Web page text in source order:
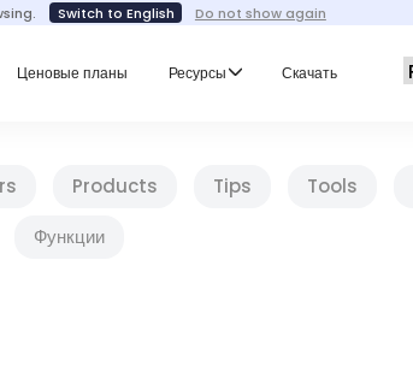
Switch to English Do not show again
Ценовые планы Ресурсы Скачать
Products Tips Tools
Функции